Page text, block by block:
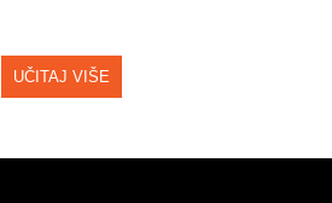
UČITAJ VIŠE